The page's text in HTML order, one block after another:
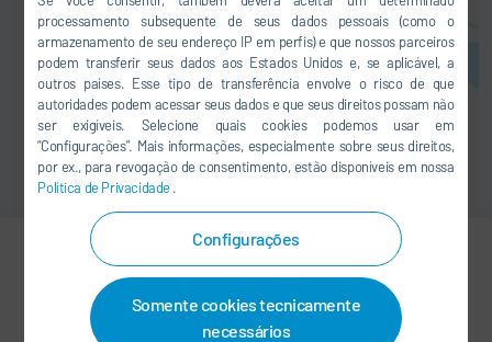
processamento subsequente de seus dados pessoais (como o
armazenamento de seu endereço IP em perfis) e que nossos parceiros
podem transferir seus dados aos Estados Unidos e, se aplicável, a
outros países. Esse tipo de transferência envolve o risco de que
autoridades podem acessar seus dados e que seus direitos possam não
ser exigíveis. Selecione quais cookies podemos usar em
“Configurações”. Mais informações, especialmente sobre seus direitos,
por ex., para revogação de consentimento, estão disponíveis em nossa
Política de Privacidade .
Configurações
Somente cookies tecnicamente
necessários
ACEITAR
Dr. Alexander Meissner
Vice President